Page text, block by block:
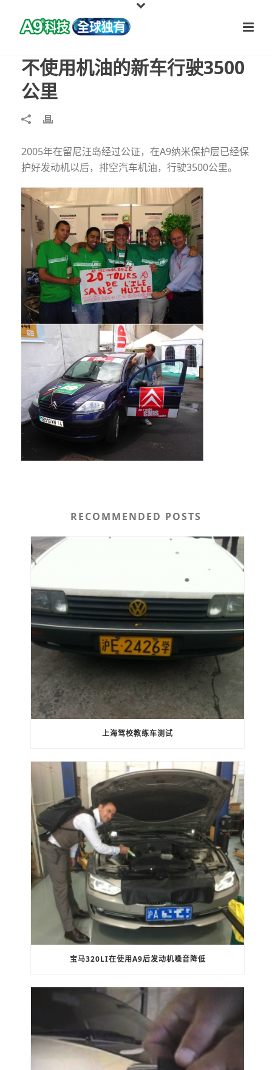
不使用机油的新车行驶3500
公里
2005年在留尼汪岛经过公证，在A9纳米保护层已经保
护好发动机以后，排空汽车机油，行驶3500公里。
RECOMMENDED POSTS
上海驾校教练车测试
宝马320LI在使用A9后发动机噪音降低